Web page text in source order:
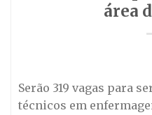
área
Serão 319 vagas para
técnicos em